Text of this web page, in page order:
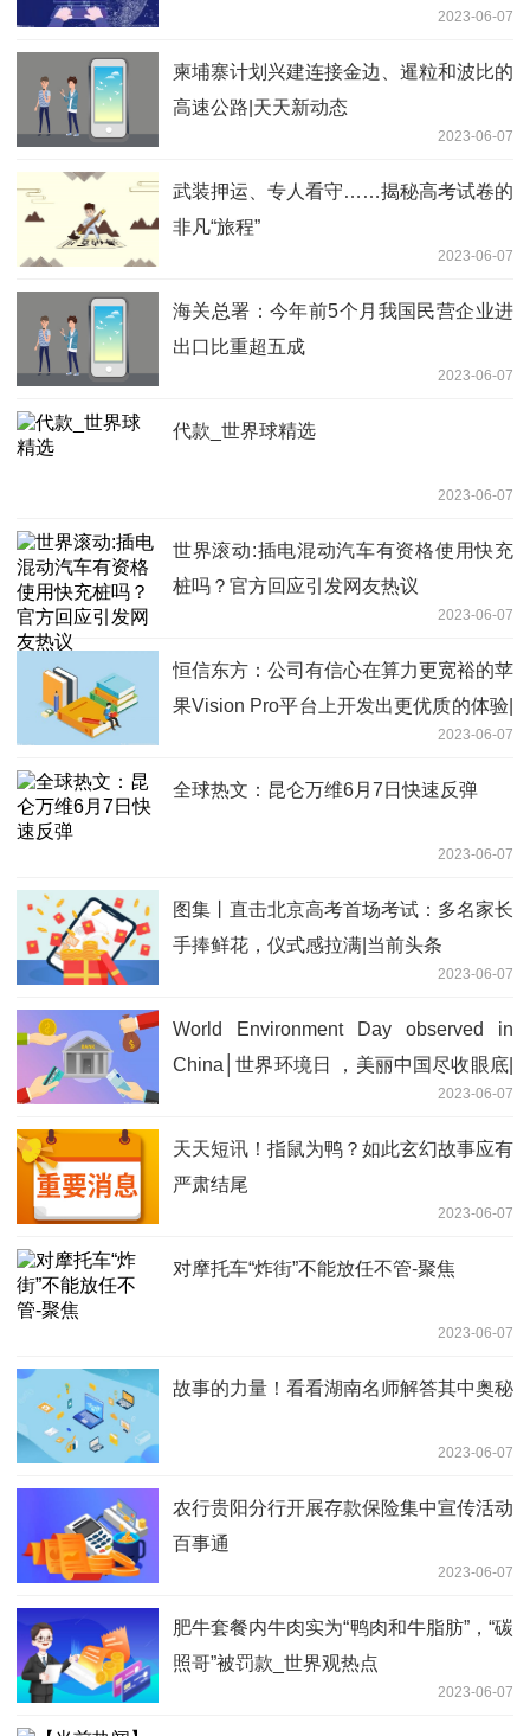
2023-06-07
柬埔寨计划兴建连接金边、暹粒和波比的
高速公路|天天新动态
2023-06-07
武装押运、专人看守……揭秘高考试卷的
非凡“旅程”
2023-06-07
海关总署：今年前5个月我国民营企业进
出口比重超五成
2023-06-07
代款_世界球精选
2023-06-07
世界滚动:插电混动汽车有资格使用快充
桩吗？官方回应引发网友热议
2023-06-07
恒信东方：公司有信心在算力更宽裕的苹
果Vision Pro平台上开发出更优质的体验|
2023-06-07
全球热文：昆仑万维6月7日快速反弹
2023-06-07
图集丨直击北京高考首场考试：多名家长
手捧鲜花，仪式感拉满|当前头条
2023-06-07
World Environment Day observed in
China│世界环境日 ，美丽中国尽收眼底|
2023-06-07
天天短讯！指鼠为鸭？如此玄幻故事应有
严肃结尾
2023-06-07
对摩托车“炸街”不能放任不管-聚焦
2023-06-07
故事的力量！看看湖南名师解答其中奥秘
2023-06-07
农行贵阳分行开展存款保险集中宣传活动
百事通
2023-06-07
肥牛套餐内牛肉实为“鸭肉和牛脂肪”，“碳
照哥”被罚款_世界观热点
2023-06-07